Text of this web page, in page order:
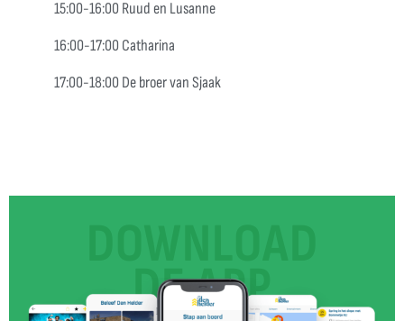
15:00-16:00 Ruud en Lusanne
16:00-17:00 Catharina
17:00-18:00 De broer van Sjaak
DE APP